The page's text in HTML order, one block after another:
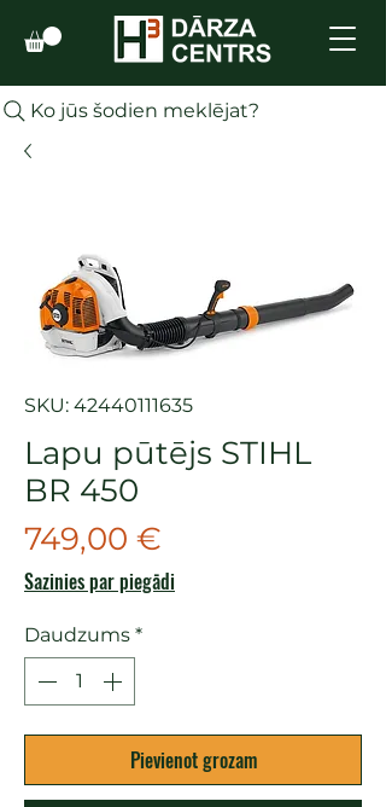
Ko jūs šodien meklējat?
SKU: 42440111635
Lapu pūtējs STIHL
BR 450
749,00 €
Sazinies par piegādi
Daudzums *
Pievienot grozam